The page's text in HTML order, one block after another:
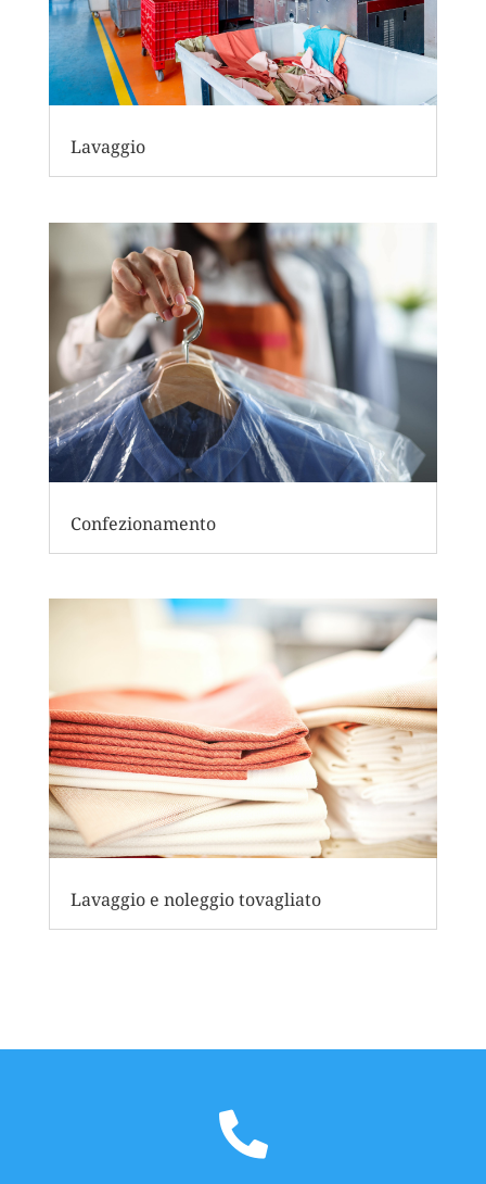
Lavaggio
Confezionamento
Lavaggio e noleggio tovagliato
